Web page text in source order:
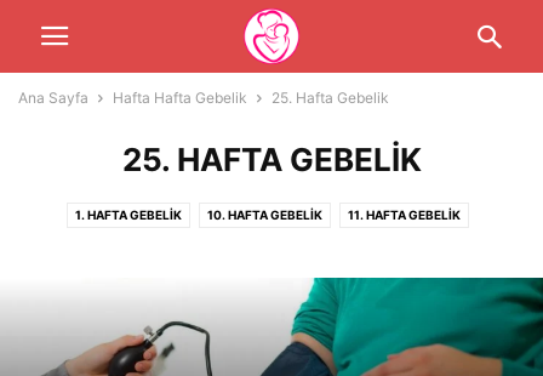
Ana Sayfa Hafta Hafta Gebelik 25. Hafta Gebelik
25. HAFTA GEBELIK
1. HAFTA GEBELIK 10. HAFTA GEBELIK 11. HAFTA GEBELIK
16. HAFTA GEBELIK 17. HAFTA GEBELIK
19. HAFTA GEBELIK
20. HAFTA GEBELIK 21. HAFTA GEBELIK 22. HAFTA GEBELIK